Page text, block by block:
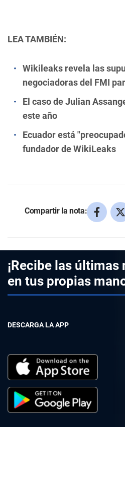
LEA TAMBIÉN:
Wikileaks revela las
negociadoras del FMI
El caso de Julian
este año
Ecuador está
fundador de WikiLeaks
Compartir la nota:
¡Recibe las últimas
en tus propias
DESCARGA LA APP